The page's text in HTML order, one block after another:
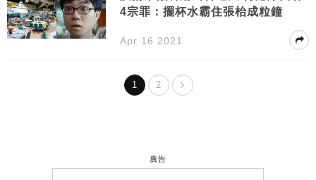
4宗罪：擺杯水霸住張枱成粒鐘
Apr 16 2021
1 2
廣告